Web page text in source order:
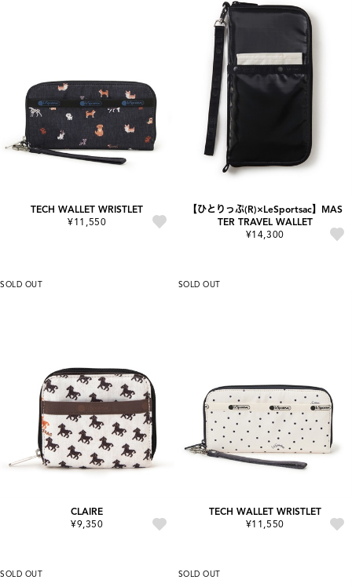
TECH WALLET WRISTLET
¥11,550
【ひとりっぷ(R)×LeSportsac】MAS
TER TRAVEL WALLET
¥14,300
SOLD OUT
CLAIRE
¥9,350
SOLD OUT
TECH WALLET WRISTLET
¥11,550
SOLD OUT SOLD OUT